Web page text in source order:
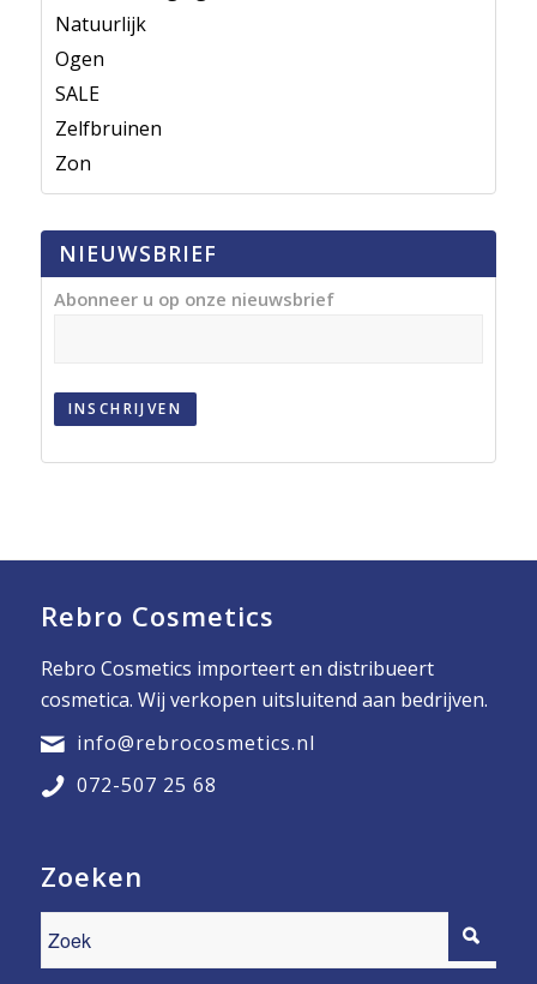
Natuurlijk
Ogen
SALE
Zelfbruinen
Zon
NIEUWSBRIEF
Abonneer u op onze nieuwsbrief
INSCHRIJVEN
Rebro Cosmetics
Rebro Cosmetics importeert en distribueert
cosmetica. Wij verkopen uitsluitend aan bedrijven.
info@rebrocosmetics.nl
072-507 25 68
Zoeken